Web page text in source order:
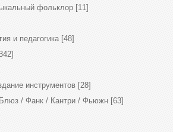
фольклор [11]
и педагогика [48]
инструментов [28]
/ Фанк / Кантри / Фьюжн [63]